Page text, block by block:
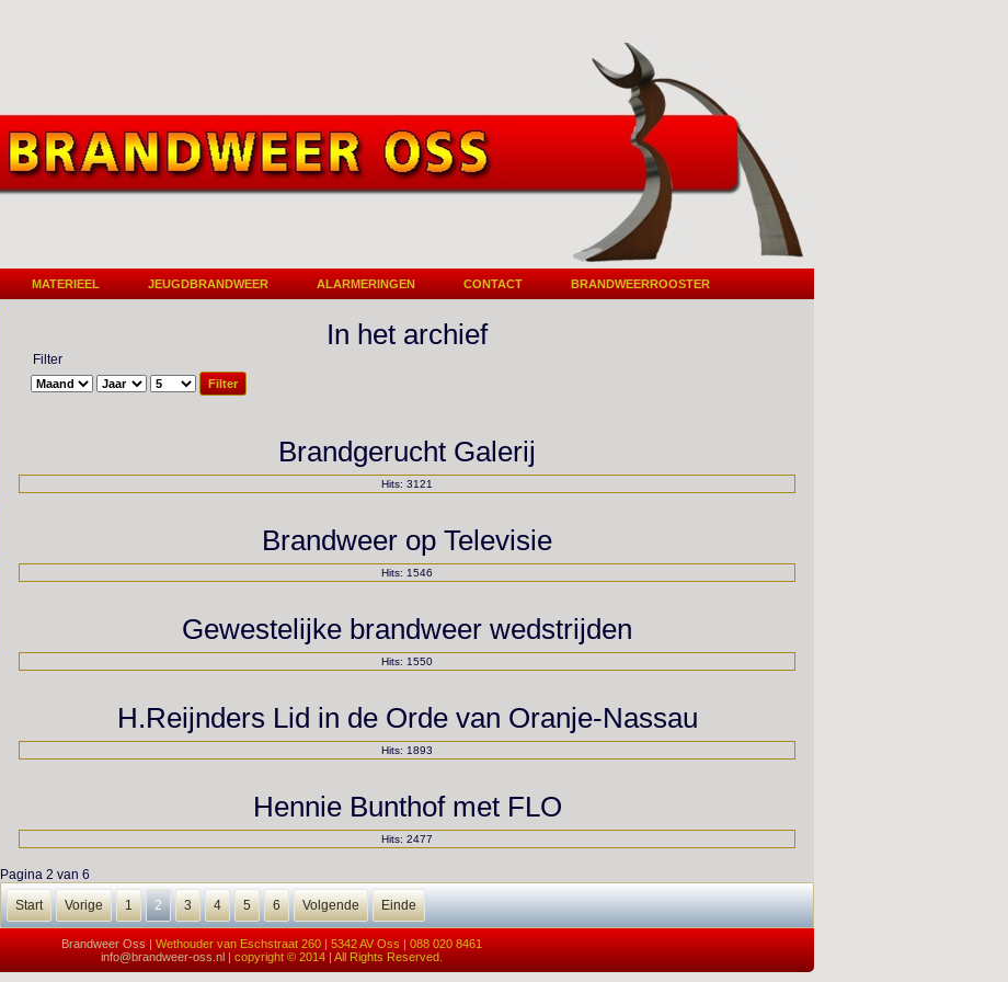
MATERIEEL JEUGDBRANDWEER ALARMERINGEN CONTACT BRANDWEERROOSTER
In het archief
Filter
Filter
Brandgerucht Galerij
Hits: 3121
Brandweer op Televisie
Hits: 1546
Gewestelijke brandweer wedstrijden
Hits: 1550
H.Reijnders Lid in de Orde van Oranje-Nassau
Hits: 1893
Hennie Bunthof met FLO
Hits: 2477
Pagina 2 van 6
Start
Vorige 1 2 3 4 5 6 Volgende Einde
Brandweer Oss | Wethouder van Eschstraat 260 | 5342 AV Oss | 088 020 8461
info@brandweer-oss.nl | copyright © 2014 | All Rights Reserved.